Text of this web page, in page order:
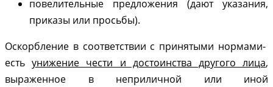
повелительные предложения (дают указания,
приказы или просьбы).
Оскорбление в соответствии с принятыми нормами-
естьунижение чести и достоинства другого лица,
выраженное в неприличной или иной